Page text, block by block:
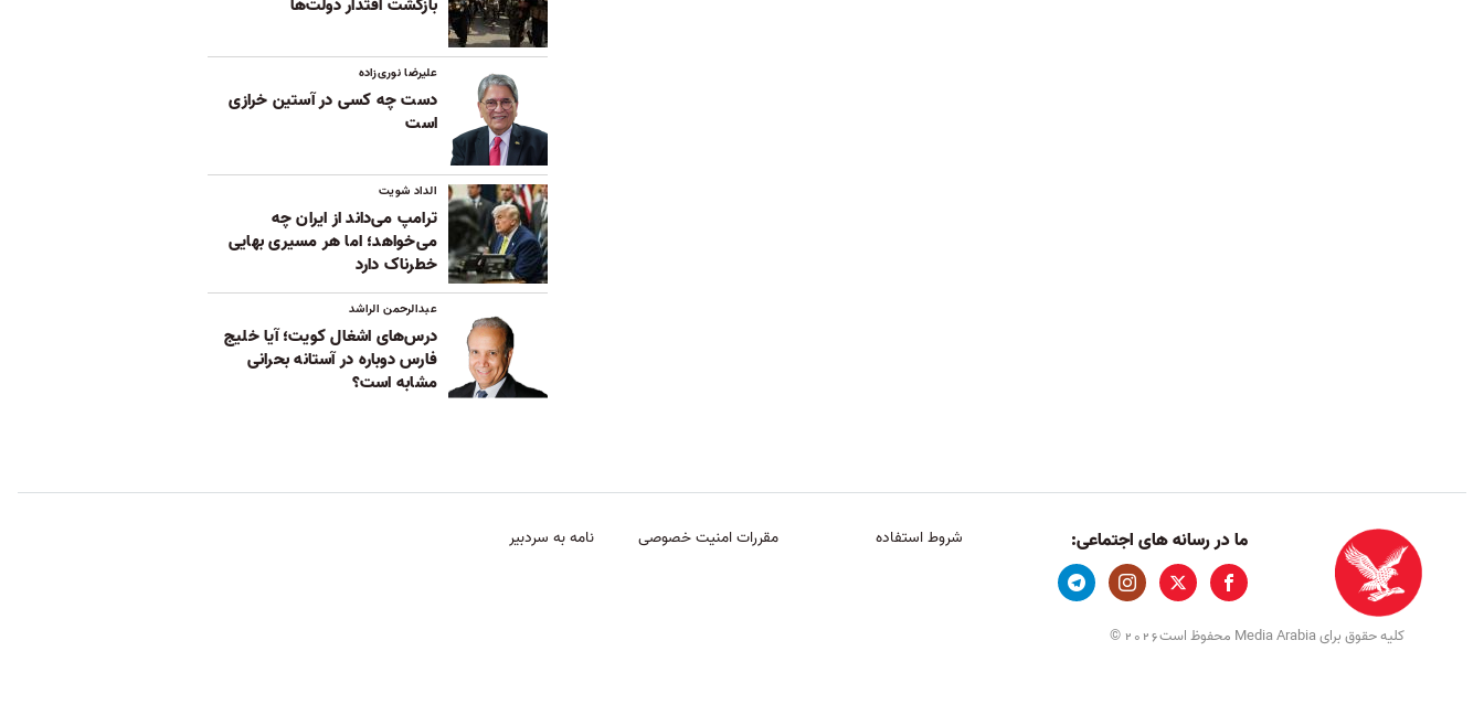
بازگشت اقتدار دولت‌ها
علیرضا نوری‌زاده
دست چه کسی در آستین خرازی
است
الداد شویت
ترامپ می‌داند از ایران چه
می‌خواهد؛ اما هر مسیری بهایی
خطرناک دارد
عبدالرحمن الراشد
درس‌های اشغال کویت؛ آیا خلیج
فارس دوباره در آستانه بحرانی
مشابه است؟
ما در رسانه های اجتماعی: شروط استفاده مقررات امنیت خصوصی نامه به سردبیر
کلیه حقوق برای Media Arabia محفوظ است 2026
©